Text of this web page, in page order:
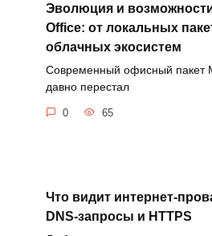
Эволюция и
Office: от локальных
облачных экосистем
Современный офисный пакет
давно перестал
0 65
Что видит интернет-
DNS-запросы и HTTPS